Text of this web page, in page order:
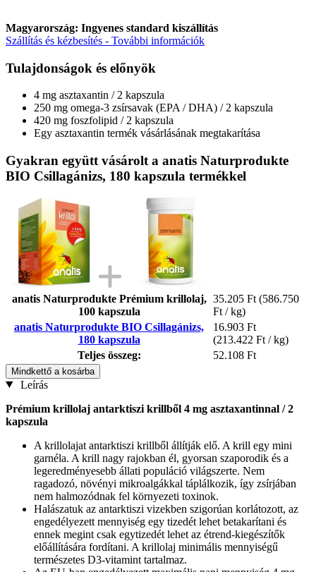
Magyarország: Ingyenes standard kiszállítás
Szállítás és kézbesítés - További információk
Tulajdonságok és előnyök
4 mg asztaxantin / 2 kapszula
250 mg omega-3 zsírsavak (EPA / DHA) / 2 kapszula
420 mg foszfolipid / 2 kapszula
Egy asztaxantin termék vásárlásának megtakarítása
Gyakran együtt vásárolt a anatis Naturprodukte
BIO Csillagánizs, 180 kapszula termékkel
anatis Naturprodukte Prémium krillolaj,
100 kapszula
35.205 Ft (586.750
Ft / kg)
anatis Naturprodukte BIO Csillagánizs,
180 kapszula
16.903 Ft
(213.422 Ft / kg)
Teljes összeg:
52.108 Ft
Mindkettő a kosárba
Leírás
Prémium krillolaj antarktiszi krillből 4 mg asztaxantinnal / 2
kapszula
A krillolajat antarktiszi krillből állítják elő. A krill egy mini
garnéla. A krill nagy rajokban él, gyorsan szaporodik és a
legeredményesebb állati populáció világszerte. Nem
ragadozó, növényi mikroalgákkal táplálkozik, így zsírjában
nem halmozódnak fel környezeti toxinok.
Halászatuk az antarktiszi vizekben szigorúan korlátozott, az
engedélyezett mennyiség egy tizedét lehet betakarítani és
ennek megint csak egytizedét lehet az étrend-kiegészítők
előállítására fordítani. A krillolaj minimális mennyiségű
természetes D3-vitamint tartalmaz.